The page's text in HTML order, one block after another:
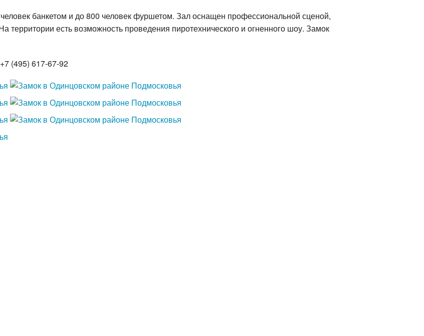
банкетом и до 800 человек фуршетом. Зал оснащен профессиональной сценой,
территории есть возможность проведения пиротехнического и огненного шоу. Замок
(495) 617-67-92